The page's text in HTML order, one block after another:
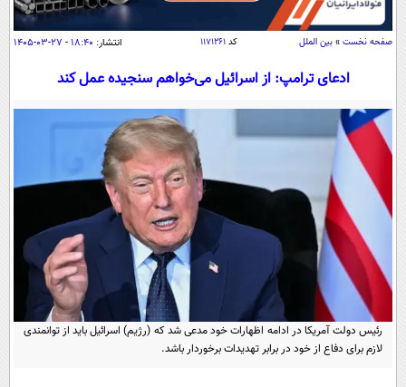
سیاسی
اقتصاد
جامعه
حوادث
سلامت
یک برش دانایی
محیط زیست
سفر و تفریح
بین الملل
سیاست خارجی
فرهنگ و هنر
علم و دانش
فناوری و It
علمی
اخبار کریپتو
قرآن
گوناگون
سرگرمی
باشگاه مغز
مجله تصویری سلاح
ورزش
عصر ایران 2
خواندنی ها و دیدنی ها
آموزش زبان
صفحه نخست » بین الملل کد ۱۱۷۱۲۶۱ انتشار: ۱۸:۴۰ - ۲۷-۰۳-۱۴۰۵
ادعای ترامپ: از اسرائیل می‌خواهم سنجیده عمل کند
رئیس دولت آمریکا در ادامه اظهارات خود مدعی شد که (رژیم) اسرائیل باید از توانمندی
لازم برای دفاع از خود در برابر تهدیدات برخوردار باشد.